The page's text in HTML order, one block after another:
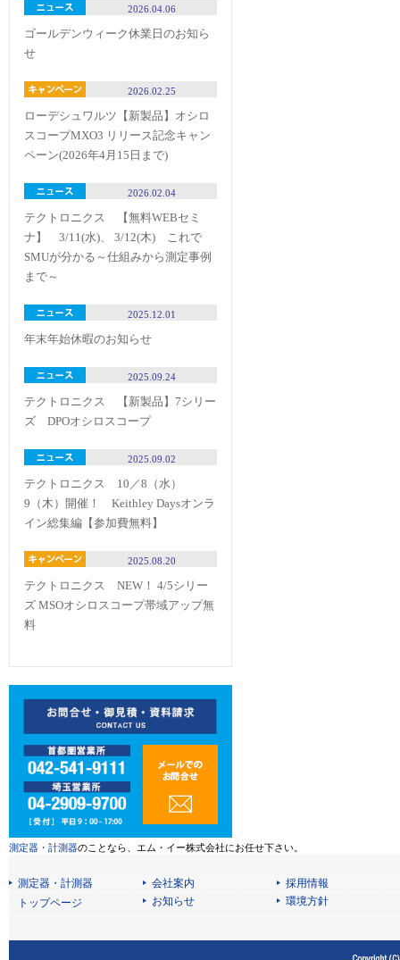
2026.04.06
ゴールデンウィーク休業日のお知ら
せ
2026.02.25
ローデシュワルツ【新製品】オシロ
スコープMXO3 リリース記念キャン
ペーン(2026年4月15日まで)
2026.02.04
テクトロニクス 【無料WEBセミ
ナ】 3/11(水)、 3/12(木) これで
SMUが分かる～仕組みから測定事例
まで～
2025.12.01
年末年始休暇のお知らせ
2025.09.24
テクトロニクス 【新製品】7シリー
ズ DPOオシロスコープ
2025.09.02
テクトロニクス 10／8（水）
9（木）開催！ Keithley Daysオンラ
イン総集編【参加費無料】
2025.08.20
テクトロニクス NEW！ 4/5シリー
ズ MSOオシロスコープ帯域アップ無
料
測定器・計測器のことなら、エム・イー株式会社にお任せ下さい。
測定器・計測器
トップページ
会社案内
採用情報
お知らせ
環境方針